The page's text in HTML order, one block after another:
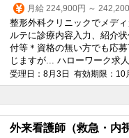
月給 224,900円 ～
整形外科クリニックでメデ
ルテに診療内容入力、紹介
付等＊資格の無い方でも応
じますが... ハローワーク求
受理日：8月3日 有効期限：10
外来看護師（救急・内